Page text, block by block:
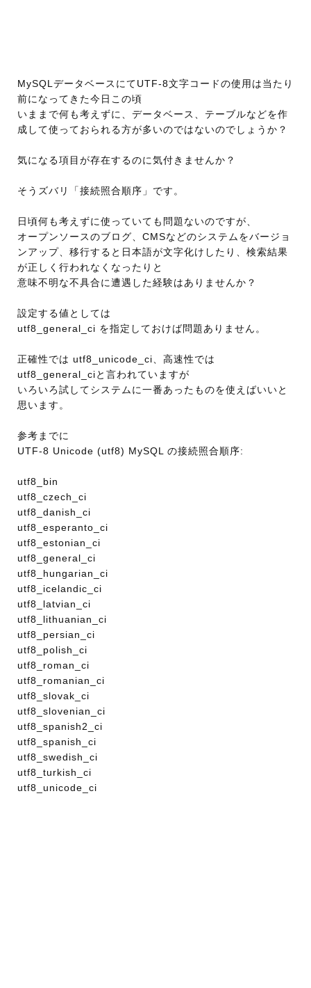
MySQLデータベースにてUTF-8文字コードの使用は当たり
前になってきた今日この頃
いままで何も考えずに、データベース、テーブルなどを作
成して使っておられる方が多いのではないのでしょうか？
気になる項目が存在するのに気付きませんか？
そうズバリ「接続照合順序」です。
日頃何も考えずに使っていても問題ないのですが、
オープンソースのブログ、CMSなどのシステムをバージョ
ンアップ、移行すると日本語が文字化けしたり、検索結果
が正しく行われなくなったりと
意味不明な不具合に遭遇した経験はありませんか？
設定する値としては
utf8_general_ci を指定しておけば問題ありません。
正確性では utf8_unicode_ci、高速性では
utf8_general_ciと言われていますが
いろいろ試してシステムに一番あったものを使えばいいと
思います。
参考までに
UTF-8 Unicode (utf8) MySQL の接続照合順序:
utf8_bin
utf8_czech_ci
utf8_danish_ci
utf8_esperanto_ci
utf8_estonian_ci
utf8_general_ci
utf8_hungarian_ci
utf8_icelandic_ci
utf8_latvian_ci
utf8_lithuanian_ci
utf8_persian_ci
utf8_polish_ci
utf8_roman_ci
utf8_romanian_ci
utf8_slovak_ci
utf8_slovenian_ci
utf8_spanish2_ci
utf8_spanish_ci
utf8_swedish_ci
utf8_turkish_ci
utf8_unicode_ci